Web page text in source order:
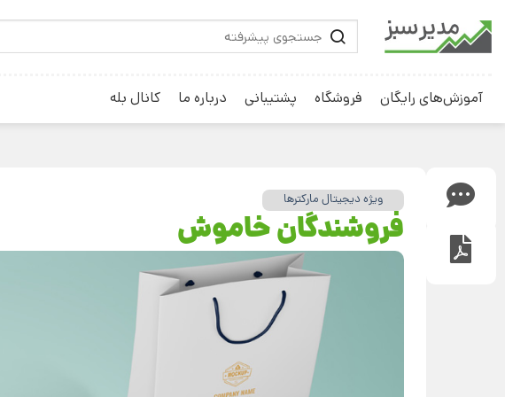
آموزش‌های رایگان فروشگاه پشتیبانی درباره ما کانال بله
ویژه دیجیتال مارکترها
فروشندگان خاموش